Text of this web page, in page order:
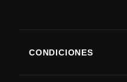
CONDICIONES